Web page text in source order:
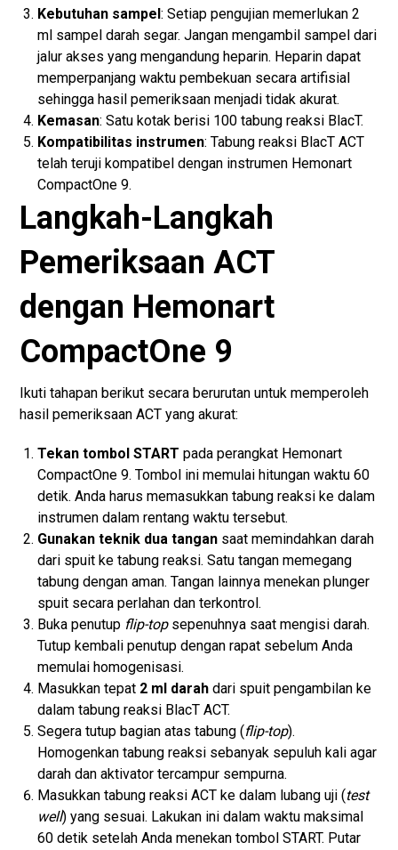
Kebutuhan sampel: Setiap pengujian memerlukan 2
ml sampel darah segar. Jangan mengambil sampel dari
jalur akses yang mengandung heparin. Heparin dapat
memperpanjang waktu pembekuan secara artifisial
sehingga hasil pemeriksaan menjadi tidak akurat.
Kemasan: Satu kotak berisi 100 tabung reaksi BlacT.
Kompatibilitas instrumen: Tabung reaksi BlacT ACT
telah teruji kompatibel dengan instrumen Hemonart
CompactOne 9.
Langkah-Langkah
Pemeriksaan ACT
dengan Hemonart
CompactOne 9
Ikuti tahapan berikut secara berurutan untuk memperoleh
hasil pemeriksaan ACT yang akurat:
Tekan tombol START pada perangkat Hemonart
CompactOne 9. Tombol ini memulai hitungan waktu 60
detik. Anda harus memasukkan tabung reaksi ke dalam
instrumen dalam rentang waktu tersebut.
Gunakan teknik dua tangan saat memindahkan darah
dari spuit ke tabung reaksi. Satu tangan memegang
tabung dengan aman. Tangan lainnya menekan plunger
spuit secara perlahan dan terkontrol.
Buka penutup flip-topsepenuhnya saat mengisi darah.
Tutup kembali penutup dengan rapat sebelum Anda
memulai homogenisasi.
Masukkan tepat 2 ml darah dari spuit pengambilan ke
dalam tabung reaksi BlacT ACT.
Segera tutup bagian atas tabung (flip-top).
Homogenkan tabung reaksi sebanyak sepuluh kali agar
darah dan aktivator tercampur sempurna.
Masukkan tabung reaksi ACT ke dalam lubang uji (test
well) yang sesuai. Lakukan ini dalam waktu maksimal
60 detik setelah Anda menekan tombol START. Putar